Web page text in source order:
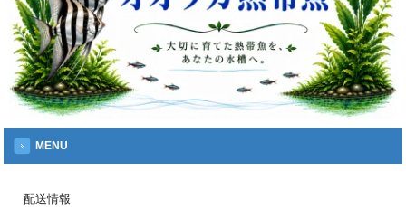
MENU
配送情報